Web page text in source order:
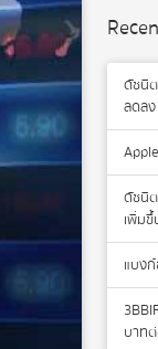
ดัชนี
ลดล
ดัชนี
เพิ่ม
แบง
บาท